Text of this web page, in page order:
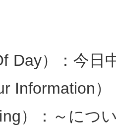
Day）：今日
Information
）：～につ